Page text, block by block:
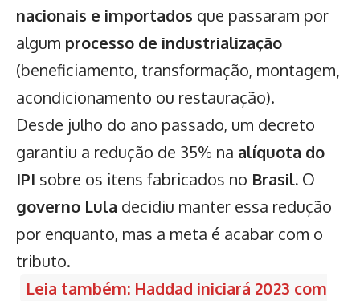
nacionais e importados que passaram por
algum processo de industrialização
(beneficiamento, transformação, montagem,
acondicionamento ou restauração).
Desde julho do ano passado, um decreto
garantiu a redução de 35% na alíquota do
IPI sobre os itens fabricados no Brasil. O
governo Lula decidiu manter essa redução
por enquanto, mas a meta é acabar com o
tributo.
Leia também: Haddad iniciará 2023 com